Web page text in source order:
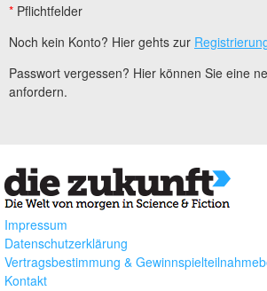
* Pflichtfelder
Noch kein Konto? Hier gehts zur
Passwort vergessen? Hier können Sie eine
anfordern.
Impressum
Datenschutzerklärung
Vertragsbestimmung &
Kontakt